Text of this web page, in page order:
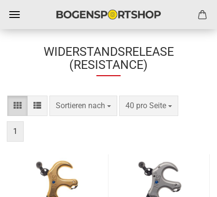
WIDERSTANDSRELEASE
(RESISTANCE)
Sortieren nach
Sortieren nach 40 pro Seite
pro Seite
1